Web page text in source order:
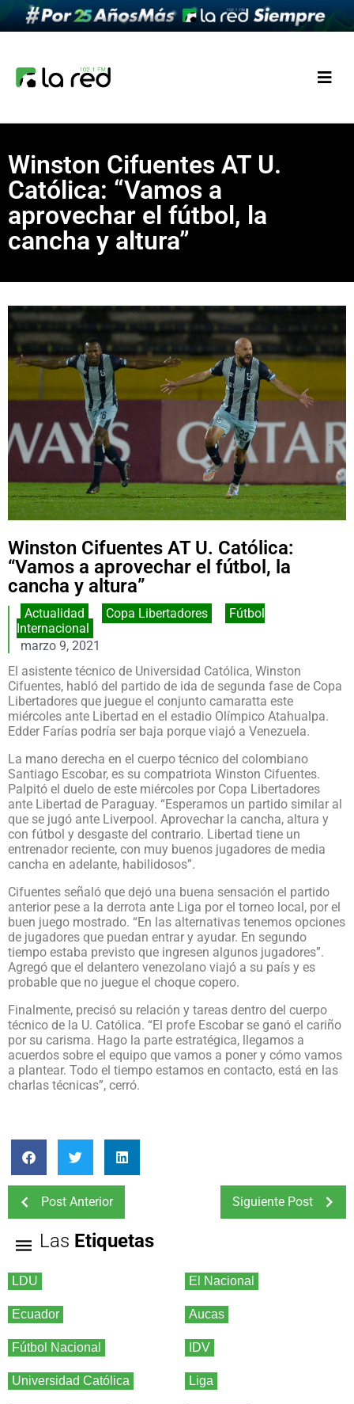
Winston Cifuentes AT U.
Católica: “Vamos a
aprovechar el fútbol, la
cancha y altura”
Winston Cifuentes AT U. Católica:
“Vamos a aprovechar el fútbol, la
cancha y altura”
Actualidad Copa Libertadores
Fútbol
Internacional
marzo 9, 2021
El asistente técnico de Universidad Católica, Winston
Cifuentes, habló del partido de ida de segunda fase de Copa
Libertadores que juegue el conjunto camaratta este
miércoles ante Libertad en el estadio Olímpico Atahualpa.
Edder Farías podría ser baja porque viajó a Venezuela.
La mano derecha en el cuerpo técnico del colombiano
Santiago Escobar, es su compatriota Winston Cifuentes.
Palpitó el duelo de este miércoles por Copa Libertadores
ante Libertad de Paraguay. “Esperamos un partido similar al
que se jugó ante Liverpool. Aprovechar la cancha, altura y
con fútbol y desgaste del contrario. Libertad tiene un
entrenador reciente, con muy buenos jugadores de media
cancha en adelante, habilidosos”.
Cifuentes señaló que dejó una buena sensación el partido
anterior pese a la derrota ante Liga por el torneo local, por el
buen juego mostrado. “En las alternativas tenemos opciones
de jugadores que puedan entrar y ayudar. En segundo
tiempo estaba previsto que ingresen algunos jugadores”.
Agregó que el delantero venezolano viajó a su país y es
probable que no juegue el choque copero.
Finalmente, precisó su relación y tareas dentro del cuerpo
técnico de la U. Católica. “El profe Escobar se ganó el cariño
por su carisma. Hago la parte estratégica, llegamos a
acuerdos sobre el equipo que vamos a poner y cómo vamos
a plantear. Todo el tiempo estamos en contacto, está en las
charlas técnicas”, cerró.
Post Anterior Siguiente Post
Las Etiquetas
LDU El Nacional
Ecuador Aucas
Fútbol Nacional IDV
Universidad Católica Liga